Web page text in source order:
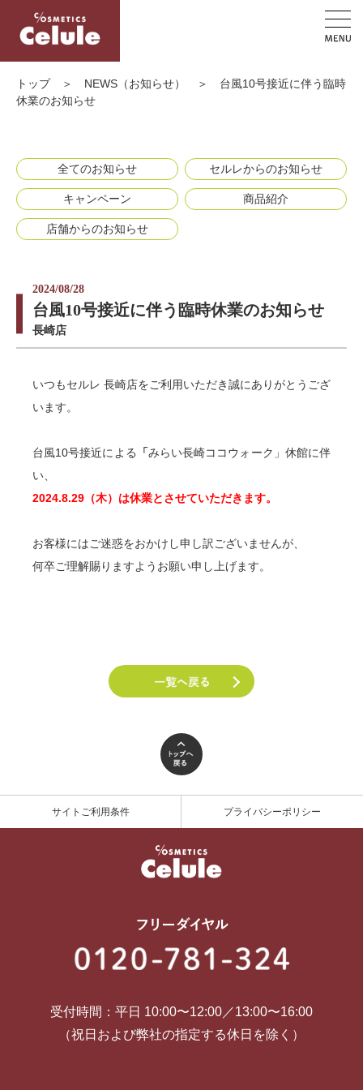
トップ＞ NEWS（お知らせ） ＞ 台風10号接近に伴う臨時
休業のお知らせ
全てのお知らせ セルレからのお知らせ
キャンペーン 商品紹介
店舗からのお知らせ
2024/08/28
台風10号接近に伴う臨時休業のお知らせ
長崎店
いつもセルレ 長崎店をご利用いただき誠にありがとうござ
います。
台風10号接近による 「みらい長崎ココウォーク」休館に伴
い、
2024.8.29（木）は休業とさせていただきます。
お客様にはご迷惑をおかけし申し訳ございませんが、
何卒ご理解賜りますようお願い申し上げます。
サイトご利用条件 プライバシーポリシー
受付時間：平日 10:00〜12:00／13:00〜16:00
（祝日および弊社の指定する休日を除く）